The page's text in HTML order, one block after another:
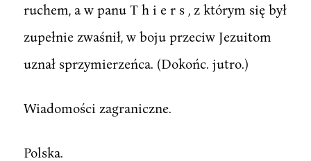
ruchem, a w panu T h i e r s , z którym się był
zupełnie zwaśnił, w boju przeciw Jezuitom
uznał sprzymierzeńca. (Dokońc. jutro.)
Wiadomości zagraniczne.
Polska.